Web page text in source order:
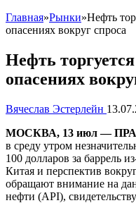
Главная»Рынки»Нефть
опасениях вокруг спроса
Нефть
опасениях
Вячеслав Эстерлейн
МОСКВА, 13 июл —
в среду утром
100 долларов за баррель
Китая и перспектив
обращают внимание на
нефти (API),